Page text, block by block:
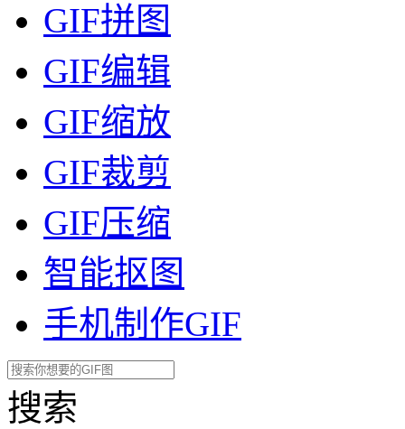
GIF拼图
GIF编辑
GIF缩放
GIF裁剪
GIF压缩
智能抠图
手机制作GIF
搜索